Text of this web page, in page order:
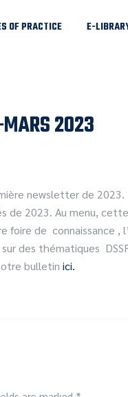
OF PRACTICE E-
2023
newsletter de
de 2023. Au menu,
de connaissance ,
des thématiques
bulletin ici.